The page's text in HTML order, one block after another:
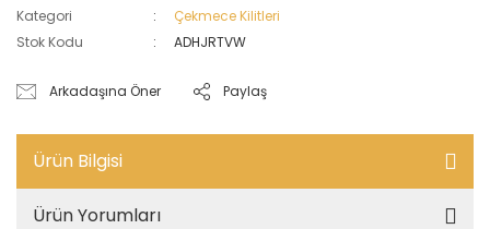
Kategori
Çekmece Kilitleri
Stok Kodu
ADHJRTVW
Arkadaşına Öner Paylaş
Ürün Bilgisi
Ürün Yorumları